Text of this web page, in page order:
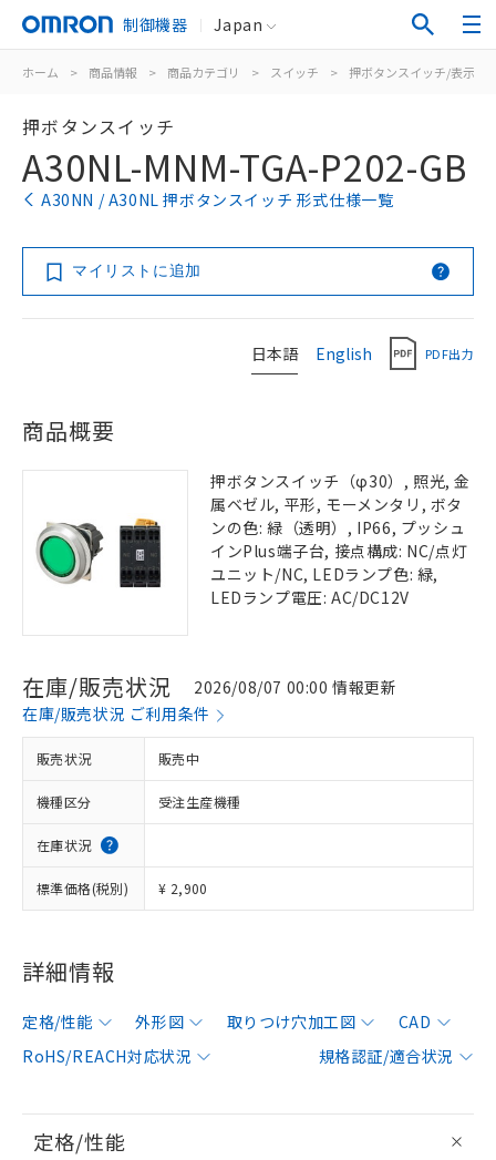
制御機器 Japan
ホーム > 商品情報 > 商品カテゴリ > スイッチ > 押ボタンスイッチ/表示灯
押ボタンスイッチ
A30NL-MNM-TGA-P202-GB
A30NN / A30NL 押ボタンスイッチ 形式仕様一覧
マイリストに追加
日本語 English PDF出力
商品概要
押ボタンスイッチ（φ30）, 照光, 金
属ベゼル, 平形, モーメンタリ, ボタ
ンの色: 緑（透明）, IP66, プッシュ
インPlus端子台, 接点構成: NC/点灯
ユニット/NC, LEDランプ色: 緑,
LEDランプ電圧: AC/DC12V
在庫/販売状況
2026/08/07 00:00 情報更新
在庫/販売状況 ご利用条件
販売状況 販売中
機種区分 受注生産機種
在庫状況
標準価格(税別) ¥ 2,900
詳細情報
定格/性能 外形図 取りつけ穴加工図
CAD
RoHS/REACH対応状況
規格認証/適合状況
定格/性能